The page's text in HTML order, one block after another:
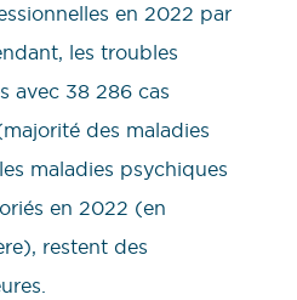
en 2022 par
les troubles
avec 38 286 cas
des maladies
maladies psychiques
en 2022 (en
restent des